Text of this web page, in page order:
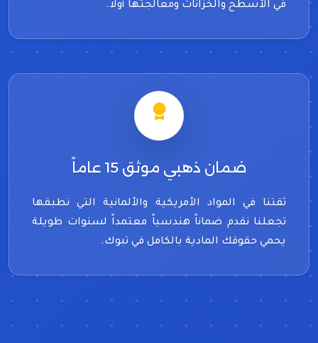
في الأسطح والخزانات ومعالجتها أولاً.
ضمان ذهبي موثق 15 عاماً
ثقتنا في المواد الأمريكية والألمانية التي نطبقها
تجعلنا نقدم ضماناً هندسياً معتمداً لسنوات طويلة
يحمي حقوقك المادية بالكامل في تبوك.